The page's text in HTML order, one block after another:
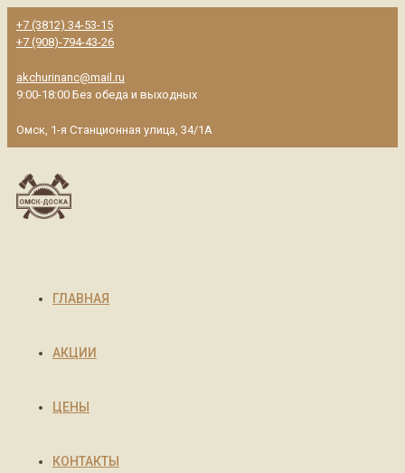
+7 (3812) 34-53-15
+7 (908)-794-43-26
akchurinanc@mail.ru
9:00-18:00 Без обеда и выходных
Омск, 1-я Станционная улица, 34/1А
ГЛАВНАЯ
АКЦИИ
ЦЕНЫ
КОНТАКТЫ